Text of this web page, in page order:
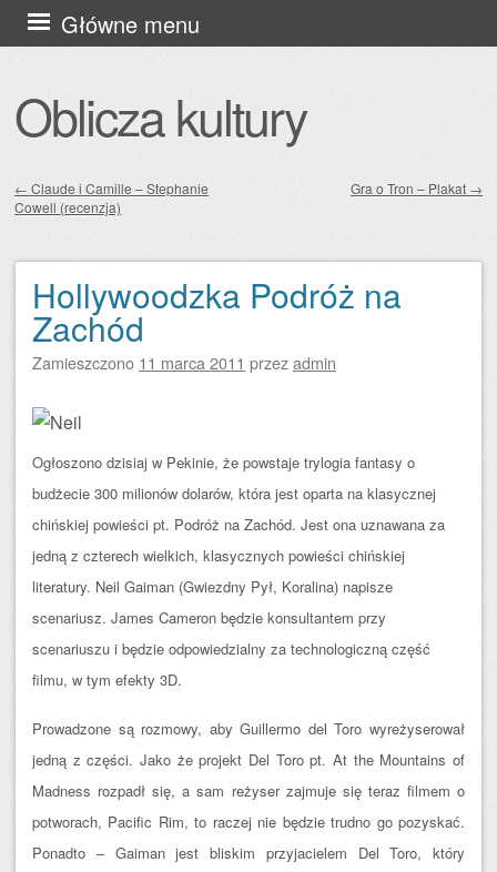
Oblicza kultury
Główne menu
Przejdź
do
Zobacz wpisy
← Claude i Camille – Stephanie
Cowell (recenzja)
Gra o Tron – Plakat →
Hollywoodzka Podróż na
Zachód
Zamieszczono 11 marca 2011 przezadmin
Ogłoszono dzisiaj w Pekinie, że powstaje trylogia fantasy o
budżecie 300 milionów dolarów, która jest oparta na klasycznej
chińskiej powieści pt. Podróż na Zachód. Jest ona uznawana za
jedną z czterech wielkich, klasycznych powieści chińskiej
literatury. Neil Gaiman (Gwiezdny Pył, Koralina) napisze
scenariusz. James Cameron będzie konsultantem przy
scenariuszu i będzie odpowiedzialny za technologiczną część
filmu, w tym efekty 3D.
Prowadzone są rozmowy, aby Guillermo del Toro wyreżyserował
jedną z części. Jako że projekt Del Toro pt. At the Mountains of
Madness rozpadł się, a sam reżyser zajmuje się teraz filmem o
potworach, Pacific Rim, to raczej nie będzie trudno go pozyskać.
Ponadto – Gaiman jest bliskim przyjacielem Del Toro, który